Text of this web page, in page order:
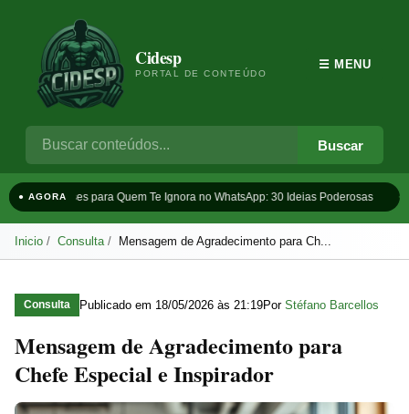
Cidesp
PORTAL DE CONTEÚDO
Buscar
☰ MENU
● AGORAFrases para Quem Te Ignora no WhatsApp: 30 Ideias Poderosas
Inicio Consulta Mensagem de Agradecimento para Ch...
Consulta Publicado em 18/05/2026 às 21:19Por Stéfano Barcellos
Mensagem de Agradecimento para
Chefe Especial e Inspirador